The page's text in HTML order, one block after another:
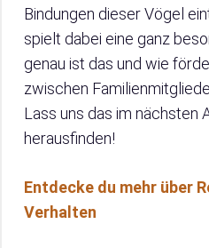
Bindungen dieser Vögel
spielt dabei eine ganz
genau ist das und wie
zwischen
Lass uns das im nächsten
herausfinden!
Entdecke du mehr über
Verhalten